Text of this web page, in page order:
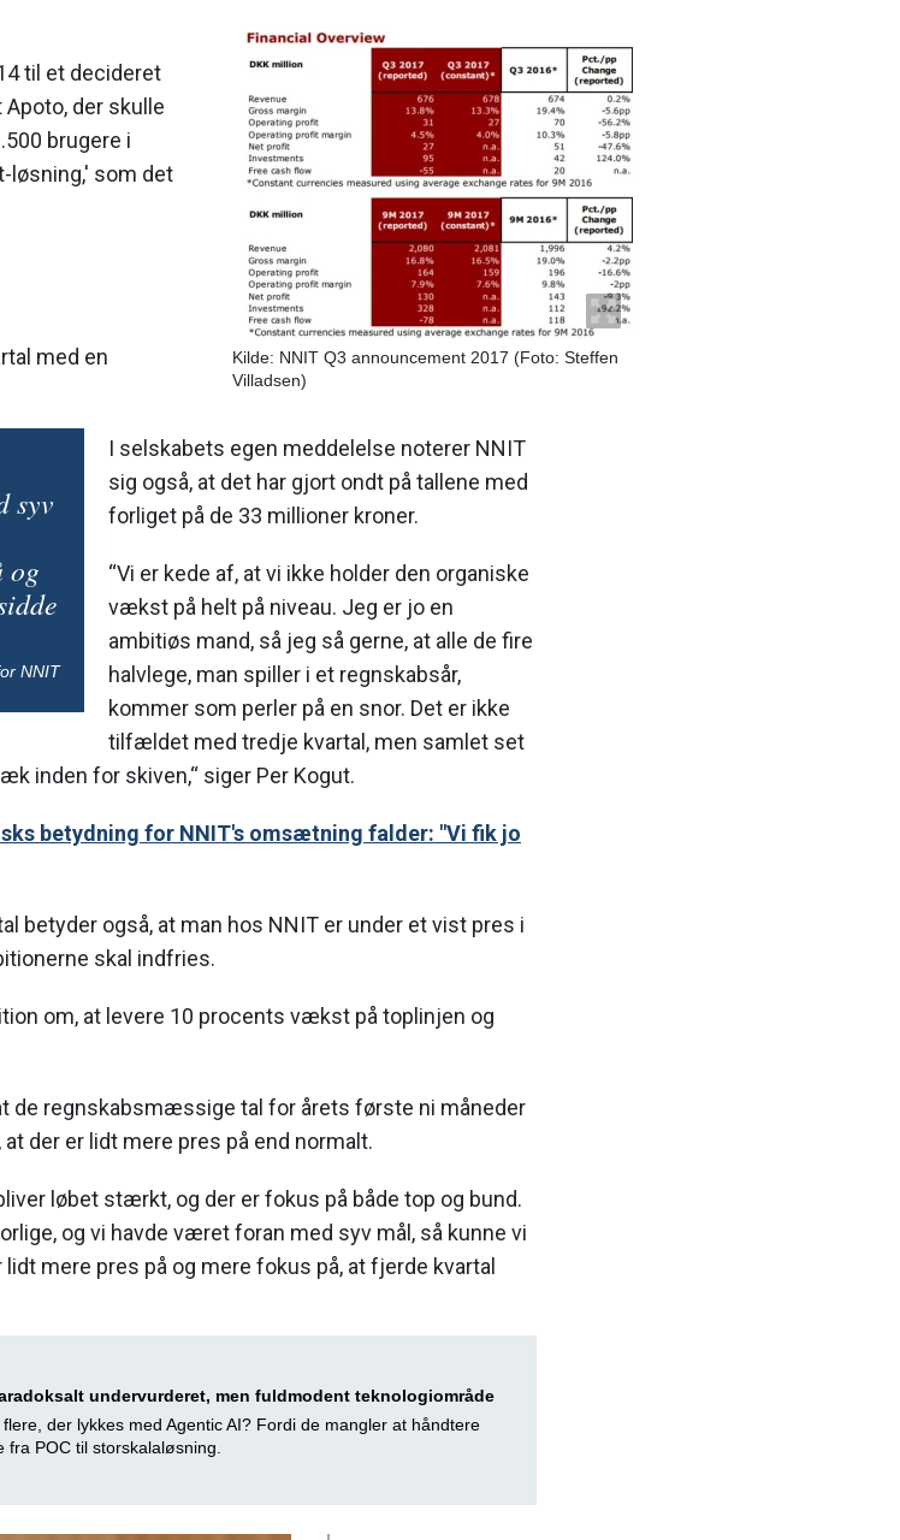
Kilde: NNIT Q3 announcement 2017 (Foto: Steffen
Villadsen)
til et decideret
der skulle
brugere i
løsning,' som det
syv
og
NNIT
med en
I selskabets egen meddelelse noterer NNIT
sig også, at det har gjort ondt på tallene med
forliget på de 33 millioner kroner.
“Vi er kede af, at vi ikke holder den organiske
vækst på helt på niveau. Jeg er jo en
ambitiøs mand, så jeg så gerne, at alle de fire
halvlege, man spiller i et regnskabsår,
kommer som perler på en snor. Det er ikke
tilfældet med tredje kvartal, men samlet set
inden for skiven,“ siger Per Kogut.
betydning for NNIT's omsætning falder: "Vi fik jo
betyder også, at man hos NNIT er under et vist pres i
skal indfries.
om, at levere 10 procents vækst på toplinjen og
de regnskabsmæssige tal for årets første ni måneder
der er lidt mere pres på end normalt.
løbet stærkt, og der er fokus på både top og bund.
og vi havde været foran med syv mål, så kunne vi
mere pres på og mere fokus på, at fjerde kvartal
undervurderet, men fuldmodent teknologiområde
der lykkes med Agentic AI? Fordi de mangler at håndtere
fra POC til storskalaløsning.